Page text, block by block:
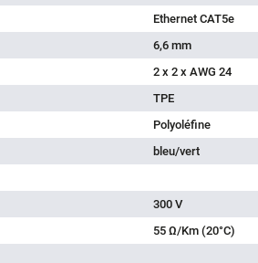
Ethernet CAT5e
6,6 mm
2 x 2 x AWG 24
TPE
Polyoléfine
bleu/vert
300 V
55 Ω/Km (20°C)